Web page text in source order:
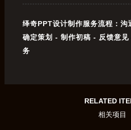
绎奇PPT设计制作服务流程：
确定策划 - 制作初稿 - 反馈意
务
RELATED
相关项目